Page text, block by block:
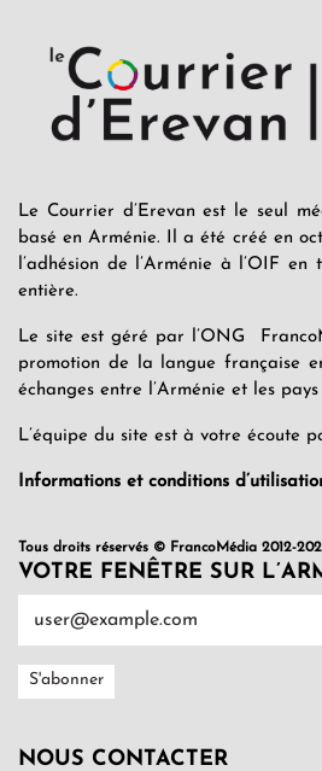
Le Courrier d’Erevan est le seul
basé en Arménie. Il a été créé en
l’adhésion de l’Arménie à l’OIF
entière.
Le site est géré par l’ONG
promotion de la langue française
échanges entre l’Arménie et les
L’équipe du site est à votre écoute
Informations et conditions
Tous droits réservés © FrancoMédia 2012-
VOTRE FENÊTRE SUR
NOUS CONTACTER